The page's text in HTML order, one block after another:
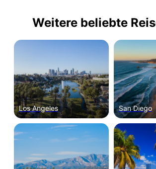
Weitere beliebte
Los Angeles San Diego